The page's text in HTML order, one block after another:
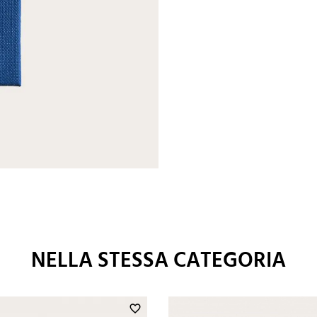
NELLA STESSA CATEGORIA
favorite_border